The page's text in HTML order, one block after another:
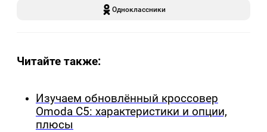
Одноклассники
Читайте также:
Изучаем обновлённый кроссовер
Omoda C5: характеристики и опции,
плюсы